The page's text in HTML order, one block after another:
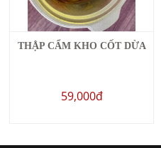
THẬP CẨM KHO CỐT DỪA
59,000đ